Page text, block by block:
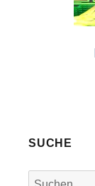
SUCHE
Suche